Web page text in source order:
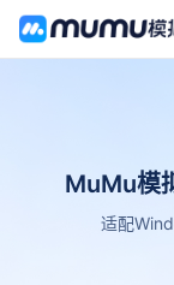
MuMu模
适配